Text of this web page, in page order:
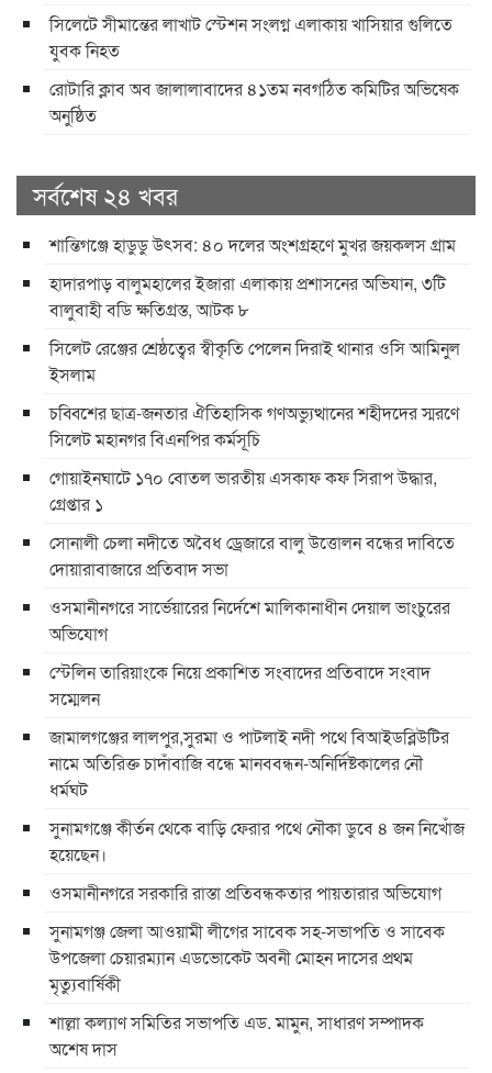
সিলেটে সীমান্তের লাখাট স্টেশন সংলগ্ন এলাকায় খাসিয়ার গুলিতে
যুবক নিহত
রোটারি ক্লাব অব জালালাবাদের ৪১তম নবগঠিত কমিটির অভিষেক
অনুষ্ঠিত
সর্বশেষ ২৪ খবর
শান্তিগঞ্জে হাডুডু উৎসব: ৪০ দলের অংশগ্রহণে মুখর জয়কলস গ্রাম
হাদারপাড় বালুমহালের ইজারা এলাকায় প্রশাসনের অভিযান, ৩টি
বালুবাহী বডি ক্ষতিগ্রস্ত, আটক ৮
সিলেট রেঞ্জের শ্রেষ্ঠত্বের স্বীকৃতি পেলেন দিরাই থানার ওসি আমিনুল
ইসলাম
চব্বিশের ছাত্র-জনতার ঐতিহাসিক গণঅভ্যুত্থানের শহীদদের স্মরণে
সিলেট মহানগর বিএনপির কর্মসূচি
গোয়াইনঘাটে ১৭০ বোতল ভারতীয় এসকাফ কফ সিরাপ উদ্ধার,
গ্রেপ্তার ১
সোনালী চেলা নদীতে অবৈধ ড্রেজারে বালু উত্তোলন বন্ধের দাবিতে
দোয়ারাবাজারে প্রতিবাদ সভা
ওসমানীনগরে সার্ভেয়ারের নির্দেশে মালিকানাধীন দেয়াল ভাংচুরের
অভিযোগ
স্টেলিন তারিয়াংকে নিয়ে প্রকাশিত সংবাদের প্রতিবাদে সংবাদ
সম্মেলন
জামালগঞ্জের লালপুর,সুরমা ও পাটলাই নদী পথে বিআইডব্লিউটির
নামে অতিরিক্ত চাদাঁবাজি বন্ধে মানববন্ধন-অনির্দিষ্টকালের নৌ
ধর্মঘট
সুনামগঞ্জে কীর্তন থেকে বাড়ি ফেরার পথে নৌকা ডুবে ৪ জন নিখোঁজ
হয়েছেন।
ওসমানীনগরে সরকারি রাস্তা প্রতিবন্ধকতার পায়তারার অভিযোগ
সুনামগঞ্জ জেলা আওয়ামী লীগের সাবেক সহ-সভাপতি ও সাবেক
উপজেলা চেয়ারম্যান এডভোকেট অবনী মোহন দাসের প্রথম
মৃত্যুবার্ষিকী
শাল্লা কল্যাণ সমিতির সভাপতি এড. মামুন, সাধারণ সম্পাদক
অশেষ দাস